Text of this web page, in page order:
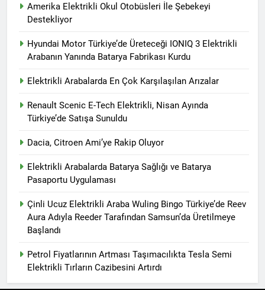
Amerika Elektrikli Okul Otobüsleri İle Şebekeyi
Destekliyor
Hyundai Motor Türkiye’de Üreteceği IONIQ 3 Elektrikli
Arabanın Yanında Batarya Fabrikası Kurdu
Elektrikli Arabalarda En Çok Karşılaşılan Arızalar
Renault Scenic E-Tech Elektrikli, Nisan Ayında
Türkiye’de Satışa Sunuldu
Dacia, Citroen Ami’ye Rakip Oluyor
Elektrikli Arabalarda Batarya Sağlığı ve Batarya
Pasaportu Uygulaması
Çinli Ucuz Elektrikli Araba Wuling Bingo Türkiye’de Reev
Aura Adıyla Reeder Tarafından Samsun’da Üretilmeye
Başlandı
Petrol Fiyatlarının Artması Taşımacılıkta Tesla Semi
Elektrikli Tırların Cazibesini Artırdı